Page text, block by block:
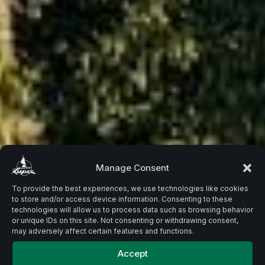
Manage Consent
To provide the best experiences, we use technologies like cookies
to store and/or access device information. Consenting to these
technologies will allow us to process data such as browsing behavior
or unique IDs on this site. Not consenting or withdrawing consent,
may adversely affect certain features and functions.
Accept
Beste
Zutaten.